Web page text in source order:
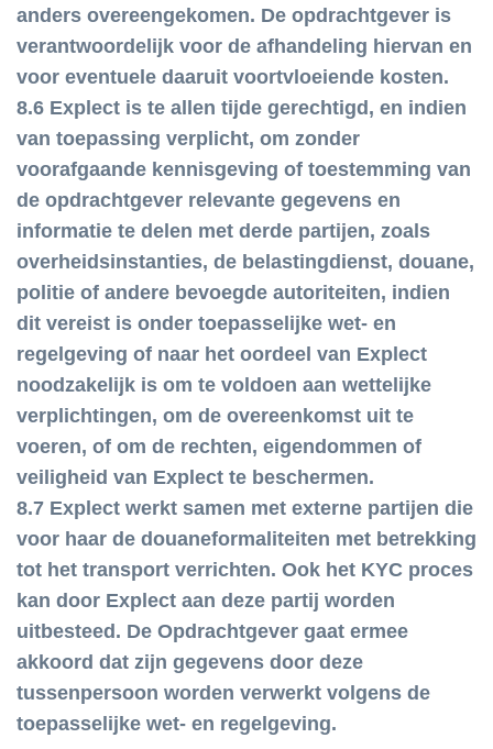
anders overeengekomen. De opdrachtgever is
verantwoordelijk voor de afhandeling hiervan en
voor eventuele daaruit voortvloeiende kosten.
8.6 Explect is te allen tijde gerechtigd, en indien
van toepassing verplicht, om zonder
voorafgaande kennisgeving of toestemming van
de opdrachtgever relevante gegevens en
informatie te delen met derde partijen, zoals
overheidsinstanties, de belastingdienst, douane,
politie of andere bevoegde autoriteiten, indien
dit vereist is onder toepasselijke wet- en
regelgeving of naar het oordeel van Explect
noodzakelijk is om te voldoen aan wettelijke
verplichtingen, om de overeenkomst uit te
voeren, of om de rechten, eigendommen of
veiligheid van Explect te beschermen.
8.7 Explect werkt samen met externe partijen die
voor haar de douaneformaliteiten met betrekking
tot het transport verrichten. Ook het KYC proces
kan door Explect aan deze partij worden
uitbesteed. De Opdrachtgever gaat ermee
akkoord dat zijn gegevens door deze
tussenpersoon worden verwerkt volgens de
toepasselijke wet- en regelgeving.